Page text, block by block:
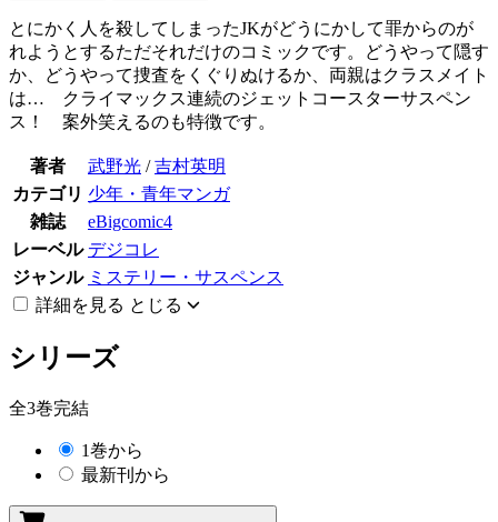
とにかく人を殺してしまったJKがどうにかして罪からのが
れようとするただそれだけのコミックです。どうやって隠す
か、どうやって捜査をくぐりぬけるか、両親はクラスメイト
は… クライマックス連続のジェットコースターサスペン
ス！ 案外笑えるのも特徴です。
著者 武野光 /吉村英明
カテゴリ 少年・青年マンガ
雑誌
eBigcomic4
レーベル デジコレ
ジャンル ミステリー・サスペンス
詳細を見る とじる
シリーズ
全3巻完結
1巻から
最新刊から